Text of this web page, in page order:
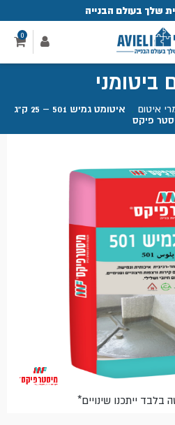
שלך בעולם הבנייה
0
ביטומני
איטום
איטומט גמיש 501 – 25 ק"ג
פיקס
בלבד ייתכנו שינויים